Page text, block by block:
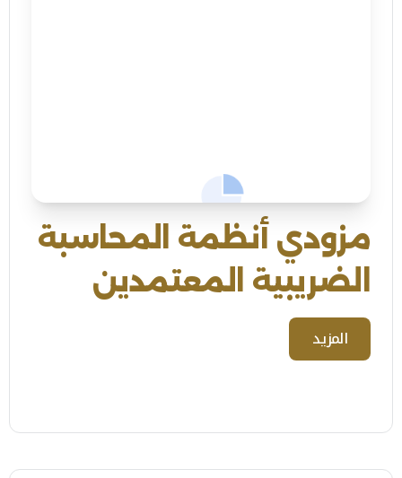
مزودي أنظمة المحاسبة
الضريبية المعتمدين
المزيد